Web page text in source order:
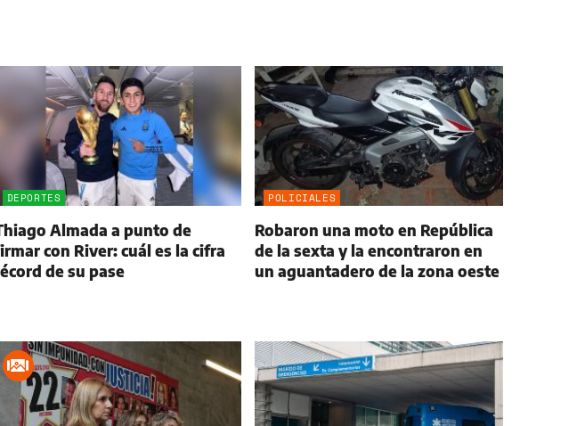
DEPORTES
Almada a punto de
con River: cuál es la cifra
de su pase
POLICIALES
Robaron una moto en República
de la sexta y la encontraron en
un aguantadero de la zona oeste